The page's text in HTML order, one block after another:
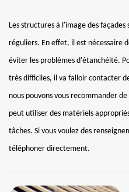
Les structures à l'image des
réguliers. En effet, il est nécessaire
éviter les problèmes d'étanchéité.
très difficiles, il va falloir contacter
nous pouvons vous recommander
peut utiliser des matériels
tâches. Si vous voulez des
téléphoner directement.